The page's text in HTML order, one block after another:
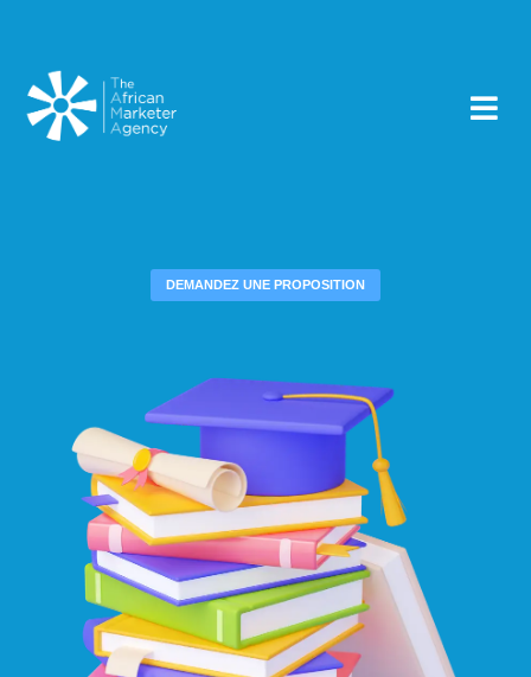
DEMANDEZ UNE PROPOSITION